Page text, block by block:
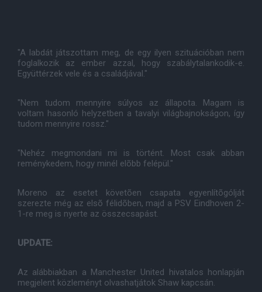
"A labdát játszottam meg, de egy ilyen szituációban nem
foglalkozik az ember azzal, hogy szabálytalankodik-e.
Együttérzek vele és a családjával."
"Nem tudom mennyire súlyos az állapota. Magam is
voltam hasonló helyzetben a tavalyi világbajnokságon, így
tudom mennyire rossz."
"Nehéz megmondani mi is történt. Most csak abban
reménykedem, hogy minél elõbb felépül."
Moreno az esetet követõen csapata egyenlítõgólját
szerezte még az elsõ félidõben, majd a PSV Eindhoven 2-
1-re meg is nyerte az összecsapást.
UPDATE:
Az alábbiakban a Manchester United hivatalos honlapján
megjelent közleményt olvashatjátok Shaw kapcsán.